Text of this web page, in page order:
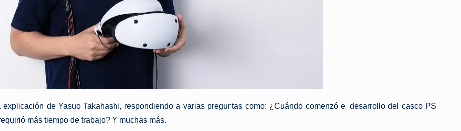
de Yasuo Takahashi, respondiendo a varias preguntas como: ¿Cuándo comenzó el desarrollo del casco PS
más tiempo de trabajo? Y muchas más.